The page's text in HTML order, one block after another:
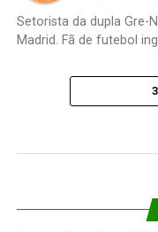
Setorista da dupla Gre-
Madrid. Fã de futebol